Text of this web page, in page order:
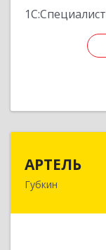
1С:Специалист
АРТЕЛЬ
Губкин309181,